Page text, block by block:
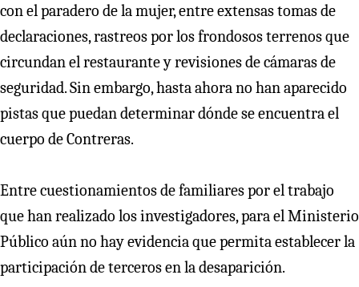
con el paradero de la mujer, entre extensas tomas de
declaraciones, rastreos por los frondosos terrenos que
circundan el restaurante y revisiones de cámaras de
seguridad. Sin embargo, hasta ahora no han aparecido
pistas que puedan determinar dónde se encuentra el
cuerpo de Contreras.
Entre cuestionamientos de familiares por el trabajo
que han realizado los investigadores, para el Ministerio
Público aún no hay evidencia que permita establecer la
participación de terceros en la desaparición.